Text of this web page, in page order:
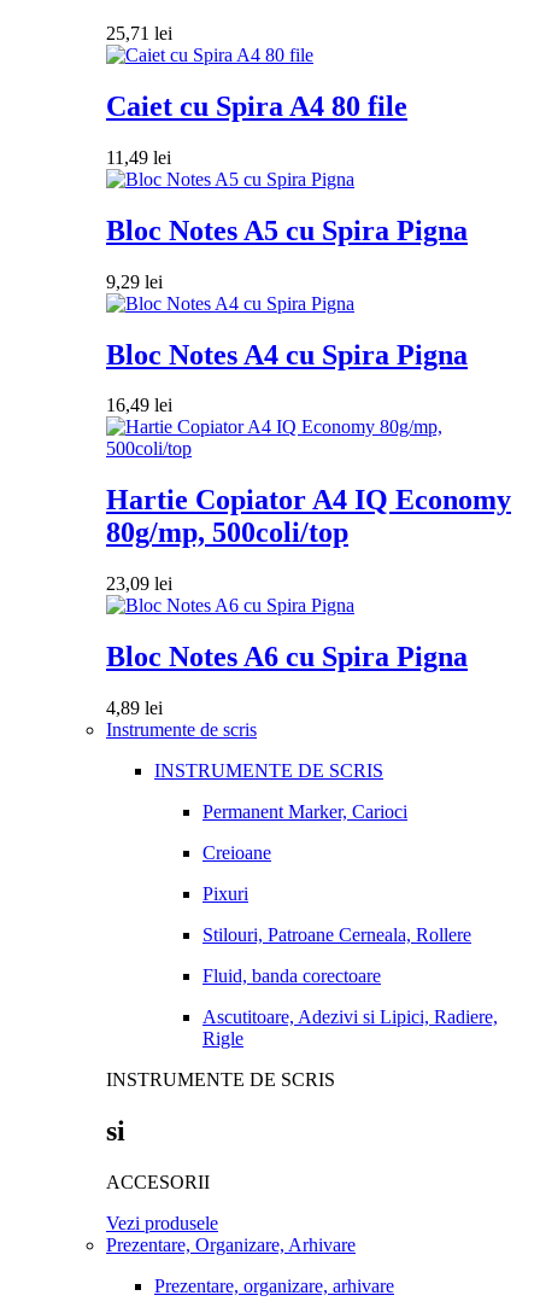
25,71 lei
Caiet cu Spira A4 80 file
11,49 lei
Bloc Notes A5 cu Spira Pigna
9,29 lei
Bloc Notes A4 cu Spira Pigna
16,49 lei
Hartie Copiator A4 IQ Economy
80g/mp, 500coli/top
23,09 lei
Bloc Notes A6 cu Spira Pigna
4,89 lei
Instrumente de scris
INSTRUMENTE DE SCRIS
Permanent Marker, Carioci
Creioane
Pixuri
Stilouri, Patroane Cerneala, Rollere
Fluid, banda corectoare
Ascutitoare, Adezivi si Lipici, Radiere,
Rigle
INSTRUMENTE DE SCRIS
si
ACCESORII
Vezi produsele
Prezentare, Organizare, Arhivare
Prezentare, organizare, arhivare